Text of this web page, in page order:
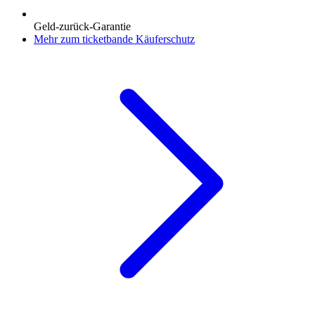
Geld-zurück-Garantie
Mehr zum ticketbande Käuferschutz